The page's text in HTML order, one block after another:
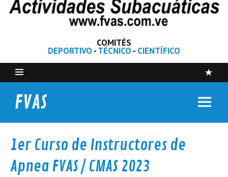
COMITÉS
DEPORTIVO -TÉCNICO - CIENTÍFICO
FVAS
1er Curso de Instructores de
Apnea FVAS / CMAS 2023